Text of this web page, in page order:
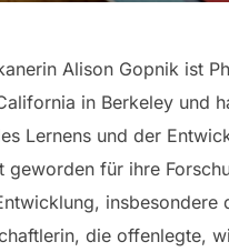
Alison Gopnik ist
in Berkeley und
Lernens und der
geworden für ihre
insbesondere
die offenlegte,